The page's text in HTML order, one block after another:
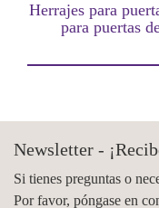
Herrajes para
para puertas
Newsletter -
Si tienes preguntas o
Por favor, póngase en